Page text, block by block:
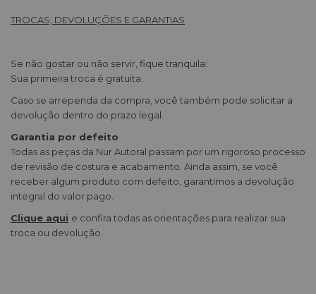
TROCAS, DEVOLUÇÕES E GARANTIAS
Se não gostar ou não servir, fique tranquila:
Sua primeira troca é gratuita.
Caso se arrependa da compra, você também pode solicitar a
devolução dentro do prazo legal.
Garantia por defeito
Todas as peças da Nur Autoral passam por um rigoroso processo
de revisão de costura e acabamento. Ainda assim, se você
receber algum produto com defeito, garantimos a devolução
integral do valor pago.
Clique aqui e confira todas as orientações para realizar sua
troca ou devolução.